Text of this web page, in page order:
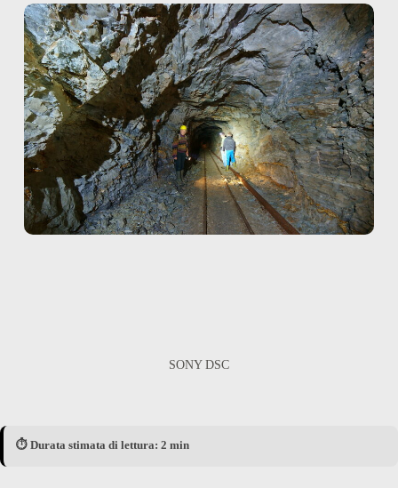
SONY DSC
⏱️ Durata stimata di lettura: 2 min